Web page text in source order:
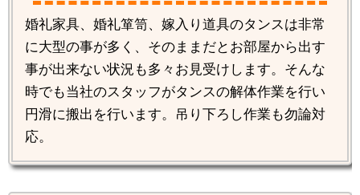
婚礼家具、婚礼箪笥、嫁入り道具のタンスは非常
に大型の事が多く、そのままだとお部屋から出す
事が出来ない状況も多々お見受けします。そんな
時でも当社のスタッフがタンスの解体作業を行い
円滑に搬出を行います。吊り下ろし作業も勿論対
応。